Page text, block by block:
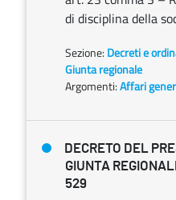
di disciplina della
Sezione: Decreti e
Giunta regionale
Argomenti:Affari
DECRETO DEL
GIUNTA
529